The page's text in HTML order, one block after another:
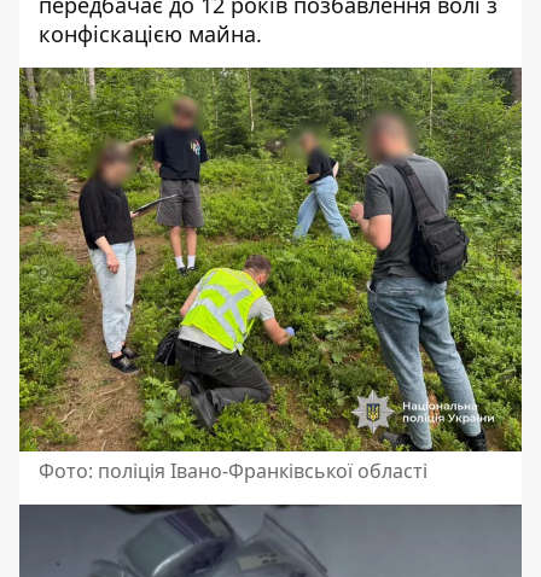
конфіскацією майна.
Фото: поліція Івано-Франківської області